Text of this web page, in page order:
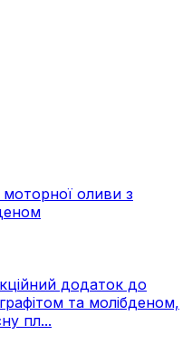
оливи з
додаток до
та молібденом,
пл...